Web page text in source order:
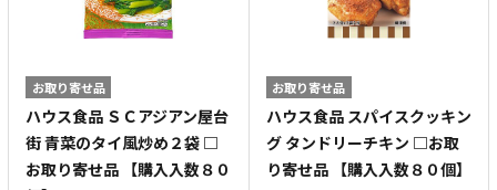
お取り寄せ品
ハウス食品 ＳＣアジアン屋台
街 青菜のタイ風炒め２袋 □
お取り寄せ品 【購入入数８０
お取り寄せ品
ハウス食品 スパイスクッキン
グ タンドリーチキン □お取
り寄せ品 【購入入数８０個】